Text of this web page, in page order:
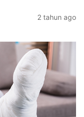
2 tahun ago